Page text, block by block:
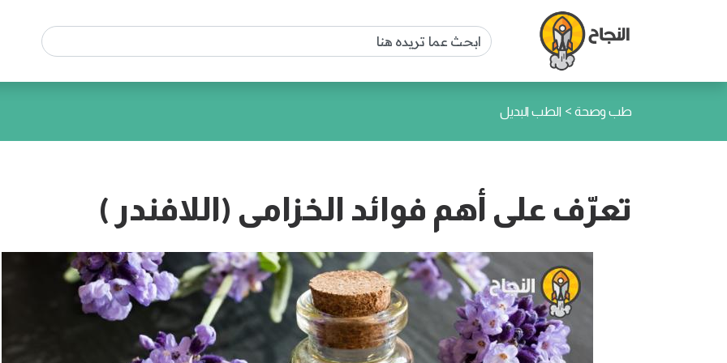
طب وصحة > الطب البديل
تعرّف على أهم فوائد الخزامى (اللافندر )